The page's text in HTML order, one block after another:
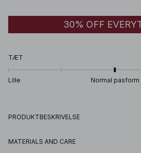
30% OFF
TÆT
Lille Normal pasform
PRODUKTBESKRIVELSE
MATERIALS AND CARE